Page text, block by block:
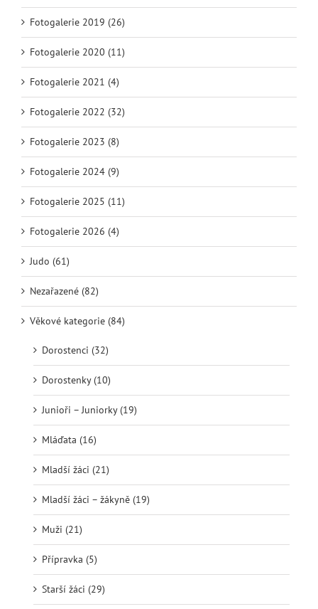
Fotogalerie 2019 (26)
Fotogalerie 2020 (11)
Fotogalerie 2021 (4)
Fotogalerie 2022 (32)
Fotogalerie 2023 (8)
Fotogalerie 2024 (9)
Fotogalerie 2025 (11)
Fotogalerie 2026 (4)
Judo (61)
Nezařazené (82)
Věkové kategorie (84)
Dorostenci (32)
Dorostenky (10)
Junioři – Juniorky (19)
Mláďata (16)
Mladší žáci (21)
Mladší žáci – žákyně (19)
Muži (21)
Přípravka (5)
Starší žáci (29)